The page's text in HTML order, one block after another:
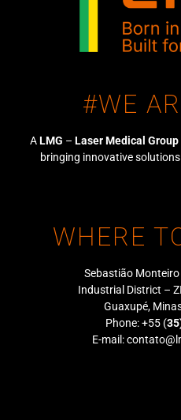
#WE
ALMG – Laser Medical Group
bringing innovative
WHERE
Sebastião Monteiro
Industrial District –
Guaxupé,
Phone: +55 (
E-mail: